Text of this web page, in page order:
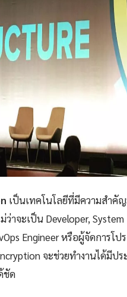
เป็นเทคโนโลยีที่มีความสำคั
ว่าจะเป็น Developer, System
Engineer หรือผู้จัดการโป
จะช่วยทำงานได้มีป
ชัด